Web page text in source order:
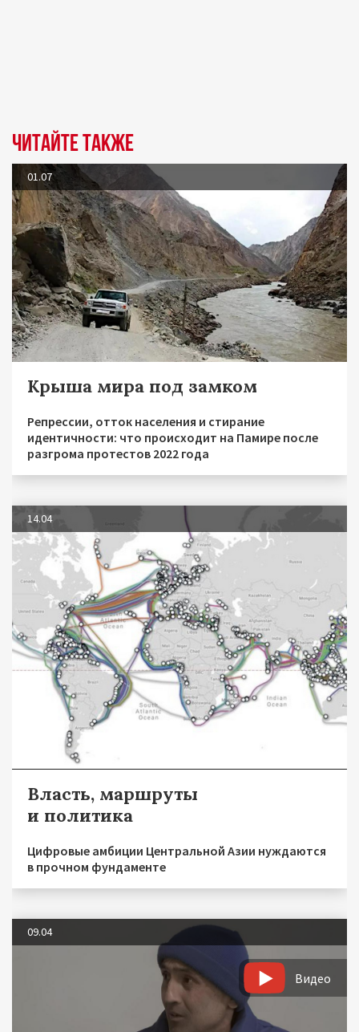
Читайте также
01.07
Крыша мира под замком
Репрессии, отток населения и стирание
идентичности: что происходит на Памире после
разгрома протестов 2022 года
14.04
Власть, маршруты
и политика
Цифровые амбиции Центральной Азии нуждаются
в прочном фундаменте
09.04
Видео